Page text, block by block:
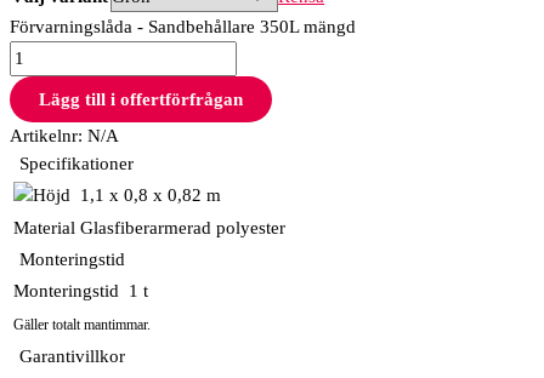
Förvarningslåda - Sandbehållare 350L mängd
Lägg till i offertförfrågan
Artikelnr: N/A
Specifikationer
1,1 x 0,8 x 0,82 m
Material Glasfiberarmerad polyester
Monteringstid
Monteringstid
1 t
Gäller totalt mantimmar.
Garantivillkor